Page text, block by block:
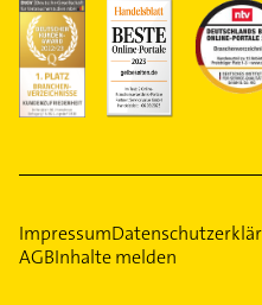
Impressum
AGBInhalte melden